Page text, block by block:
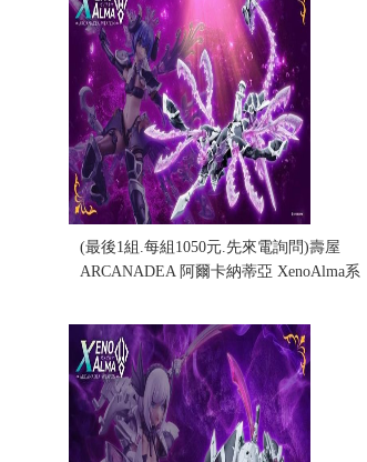
(最後1組.每組1050元.先來電詢問)壽屋
ARCANADEA 阿爾卡納蒂亞 XenoAlma系
(AS010) (不挑盒況)
售價:0